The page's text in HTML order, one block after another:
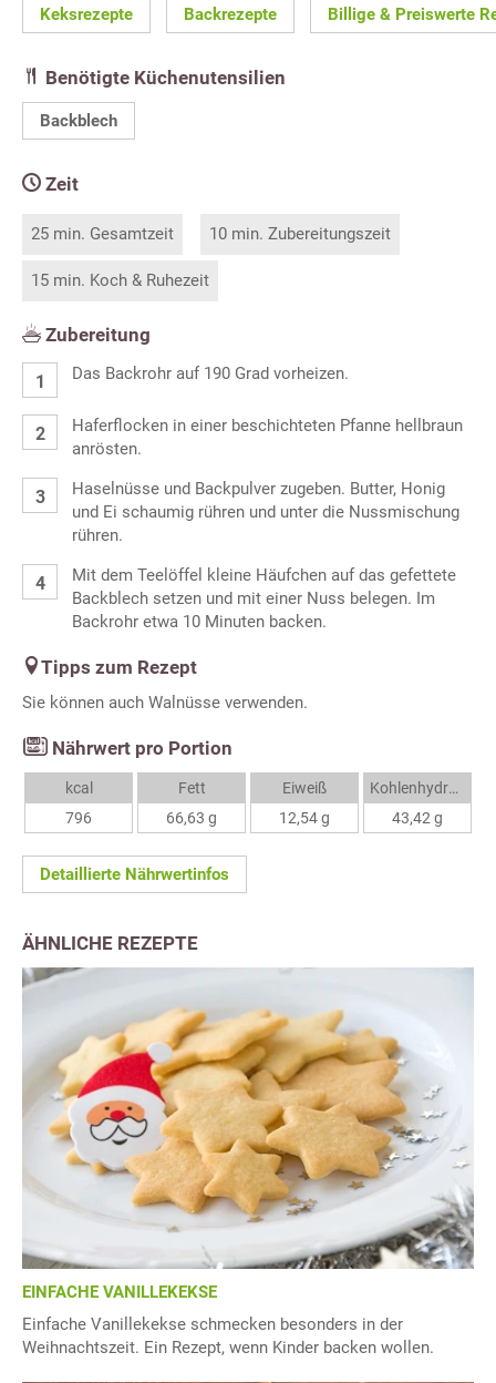
Keksrezepte Backrezepte Billige & Preiswerte
Benötigte Küchenutensilien
Backblech
Zeit
25 min. Gesamtzeit 10 min. Zubereitungszeit
15 min. Koch & Ruhezeit
Zubereitung
Das Backrohr auf 190 Grad vorheizen.
Haferflocken in einer beschichteten Pfanne hellbraun
anrösten.
Haselnüsse und Backpulver zugeben. Butter, Honig
und Ei schaumig rühren und unter die Nussmischung
rühren.
Mit dem Teelöffel kleine Häufchen auf das gefettete
Backblech setzen und mit einer Nuss belegen. Im
Backrohr etwa 10 Minuten backen.
Tipps zum Rezept
Sie können auch Walnüsse verwenden.
Nährwert pro Portion
kcal
796
Fett
66,63 g
Eiweiß
12,54 g
Kohlenhydrate
43,42 g
Detaillierte Nährwertinfos
ÄHNLICHE REZEPTE
EINFACHE VANILLEKEKSE
Einfache Vanillekekse schmecken besonders in der
Weihnachtszeit. Ein Rezept, wenn Kinder backen wollen.